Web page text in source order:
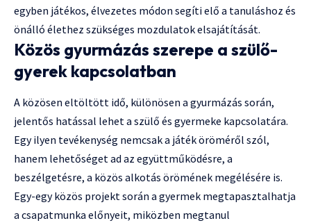
egyben játékos, élvezetes módon segíti elő a tanuláshoz és
önálló élethez szükséges mozdulatok elsajátítását.
Közös gyurmázás szerepe a szülő-
gyerek kapcsolatban
A közösen eltöltött idő, különösen a gyurmázás során,
jelentős hatással lehet a szülő és gyermeke kapcsolatára.
Egy ilyen tevékenység nemcsak a játék öröméről szól,
hanem lehetőséget ad az együttműködésre, a
beszélgetésre, a közös alkotás örömének megélésére is.
Egy-egy közös projekt során a gyermek megtapasztalhatja
a csapatmunka előnyeit, miközben megtanul